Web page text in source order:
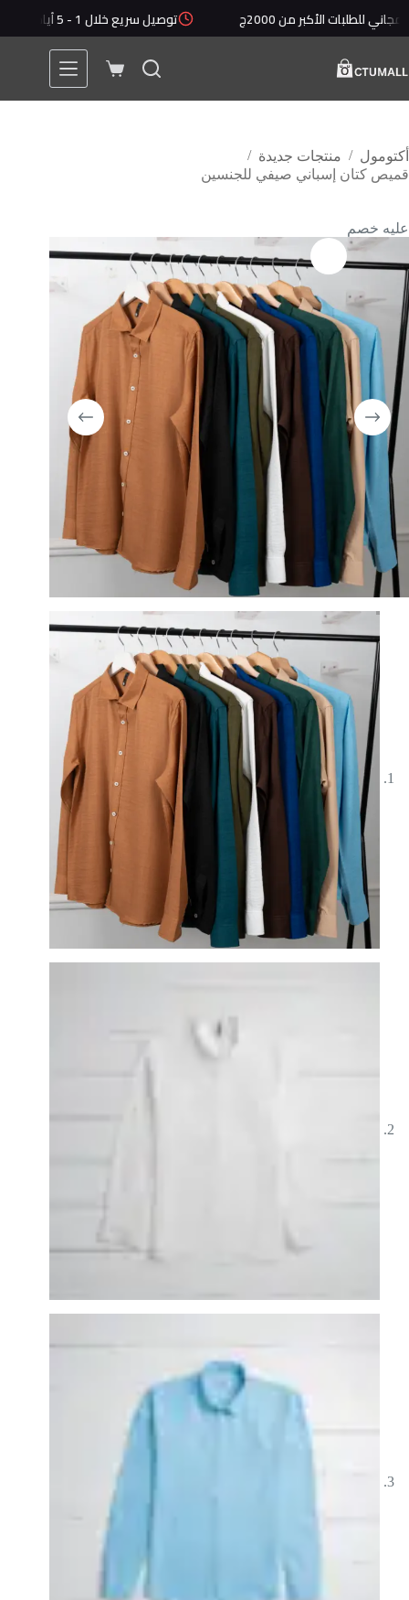
الأكبر من 2000ج توصيل سريع خلال 1 - 5 أيام
أكتومول / منتجات جديدة /
قميص كتان إسباني صيفي للجنسين
عليه خصم